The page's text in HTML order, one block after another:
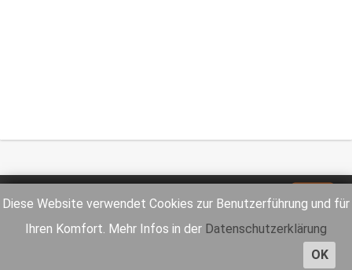
Diese Website verwendet Cookies zur Benutzerführung und für
Ihren Komfort. Mehr Infos in der Datenschutzerklärung
OK